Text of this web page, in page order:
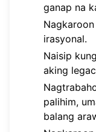
ganap na
irasyonal.
Naisip
aking
palihim,
balang